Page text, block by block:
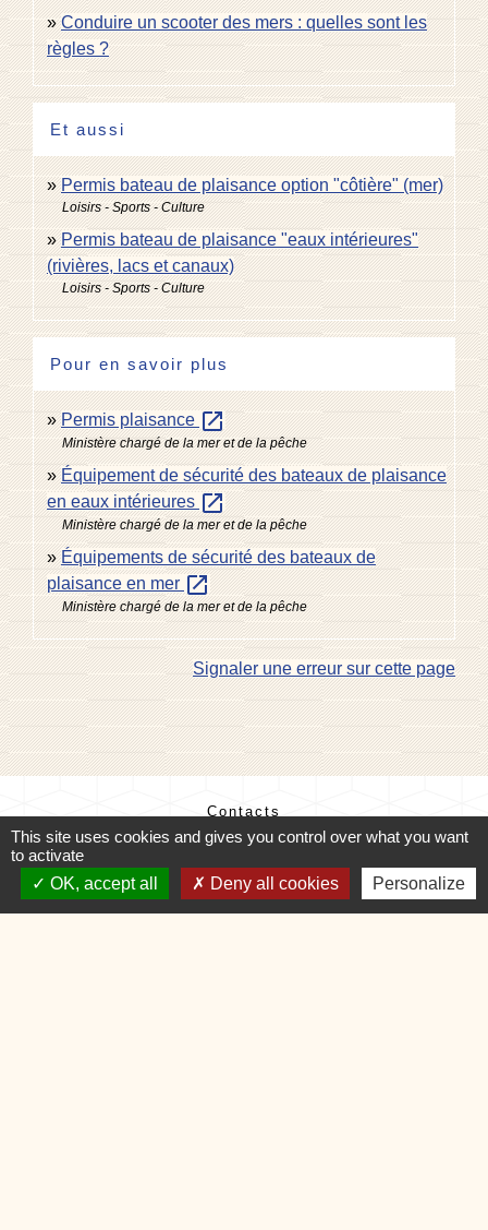
Conduire un scooter des mers : quelles sont les
règles ?
Et aussi
Permis bateau de plaisance option "côtière" (mer)
Loisirs - Sports - Culture
Permis bateau de plaisance "eaux intérieures"
(rivières, lacs et canaux)
Loisirs - Sports - Culture
Pour en savoir plus
Permis plaisance open_in_new
Ministère chargé de la mer et de la pêche
Équipement de sécurité des bateaux de plaisance
en eaux intérieures open_in_new
Ministère chargé de la mer et de la pêche
Équipements de sécurité des bateaux de
plaisance en mer open_in_new
Ministère chargé de la mer et de la pêche
Signaler une erreur sur cette page
Contacts
Commune de Charvonnex
74370 Charvonnex - FRANCE
+33 4 50 60 32 48
This site uses cookies and gives you control over what you want
to activate
OK, accept all
Deny all cookies Personalize